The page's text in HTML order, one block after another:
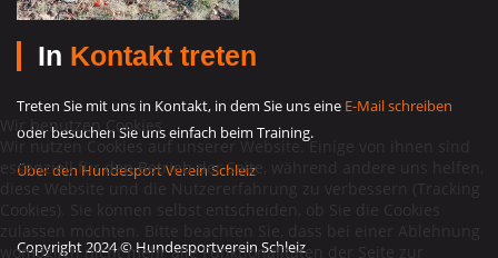
In Kontakt treten
Treten Sie mit uns in Kontakt, in dem Sie uns eine E-Mail schreiben
oder besuchen Sie uns einfach beim Training.
Über den Hundesport Verein Schleiz
Copyright 2024 © Hundesportverein Schleiz
Wir benutzen Cookies
Wir nutzen Cookies auf unserer Website. Einige von ihnen sind
essenziell für den Betrieb der Seite, während andere uns helfen,
diese Website und die Nutzererfahrung zu verbessern (Tracking
Cookies). Sie können selbst entscheiden, ob Sie die Cookies
zulassen möchten. Bitte beachten Sie, dass bei einer Ablehnung
womöglich nicht mehr alle Funktionalitäten der Seite zur